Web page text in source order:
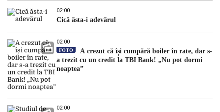
02:00
Cică ăsta-i adevărul
02:00
FOTO
A crezut că își cumpără boiler în rate, dar s-
a trezit cu un credit la TBI Bank! „Nu pot dormi
noaptea”
02:00